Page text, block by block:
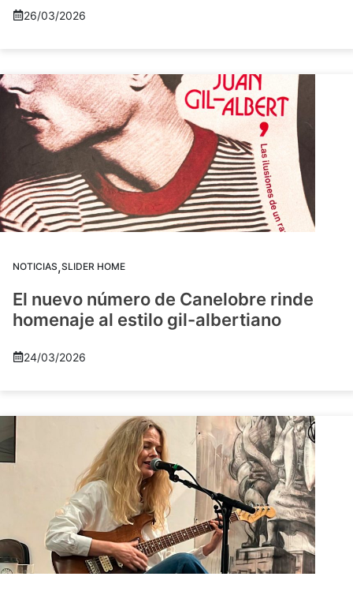
26/03/2026
NOTICIAS,SLIDER HOME
El nuevo número de Canelobre rinde
homenaje al estilo gil-albertiano
24/03/2026